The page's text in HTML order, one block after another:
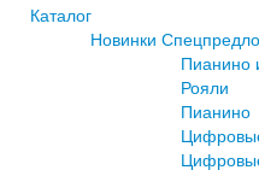
Каталог
Новинки
Пианино
Рояли
Пианино